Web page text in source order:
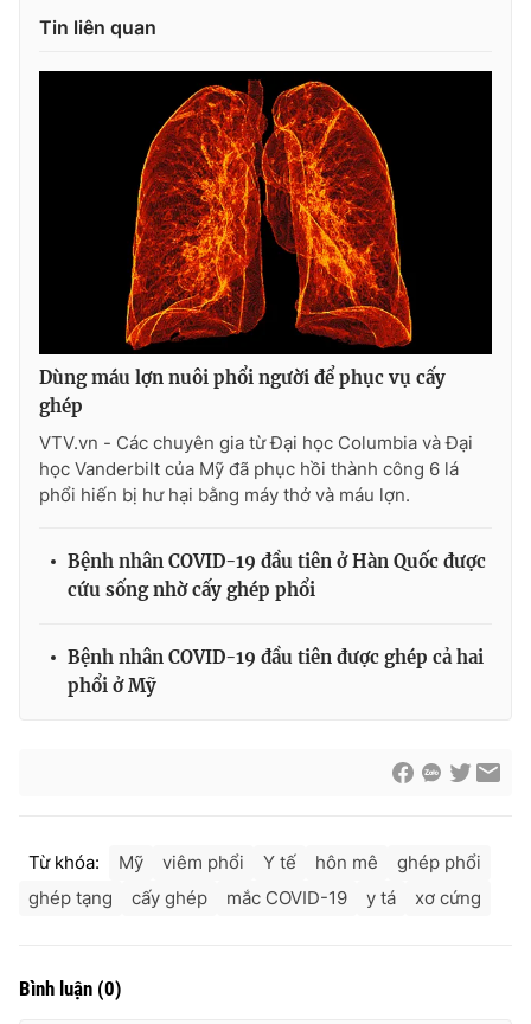
toasoan@vtv.vn
024-7300.7108
® Cấm sao chép dưới mọi hình thức nếu không có sự chấp
thuận bằng văn bản. Ghi rõ nguồn VTV.vn khi phát hành lại
thông tin từ website này.
Tin liên quan
Dùng máu lợn nuôi phổi người để phục vụ cấy
ghép
VTV.vn - Các chuyên gia từ Đại học Columbia và Đại
học Vanderbilt của Mỹ đã phục hồi thành công 6 lá
phổi hiến bị hư hại bằng máy thở và máu lợn.
Bệnh nhân COVID-19 đầu tiên ở Hàn Quốc được
cứu sống nhờ cấy ghép phổi
Bệnh nhân COVID-19 đầu tiên được ghép cả hai
phổi ở Mỹ
Từ khóa: Mỹ viêm phổi Y tế hôn mê
ghép phổi
ghép tạng
cấy ghép mắc COVID-19 y tá xơ cứng
Bình luận (0)